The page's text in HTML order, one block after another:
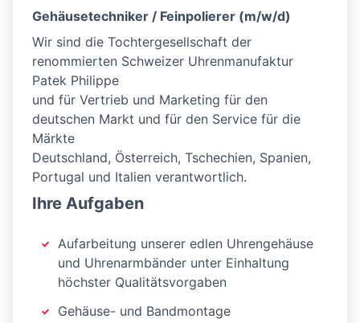
Gehäusetechniker / Feinpolierer (m/w/d)
Wir sind die Tochtergesellschaft der
renommierten Schweizer Uhrenmanufaktur
Patek Philippe
und für Vertrieb und Marketing für den
deutschen Markt und für den Service für die
Märkte
Deutschland, Österreich, Tschechien, Spanien,
Portugal und Italien verantwortlich.
Ihre Aufgaben
Aufarbeitung unserer edlen Uhrengehäuse
und Uhrenarmbänder unter Einhaltung
höchster Qualitätsvorgaben
Gehäuse- und Bandmontage